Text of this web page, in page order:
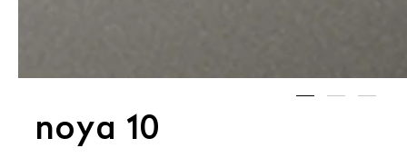
noya 10